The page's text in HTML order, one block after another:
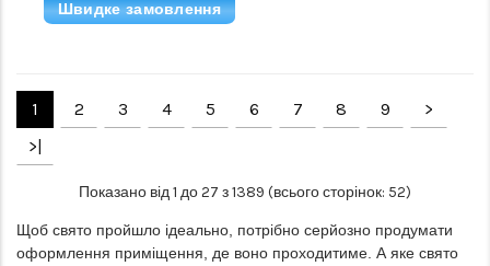
Швидке замовлення
1 2 3 4 5 6 7 8 9
>
>|
Показано від 1 до 27 з 1389 (всього сторінок: 52)
Щоб свято пройшло ідеально, потрібно серйозно продумати
оформлення приміщення, де воно проходитиме. А яке свято